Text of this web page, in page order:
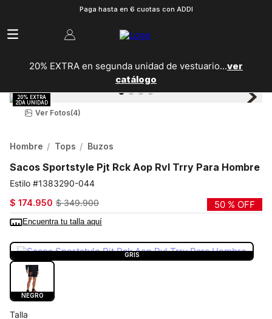
Paga hasta en 6 cuotas con ADDI
20% EXTRA en segunda unidad de vestuario...ver
catálogo
Ver Fotos(4)
Hombre Tops Buzos
Sacos Sportstyle Pjt Rck Aop Rvl Trry Para Hombre
1383290-044
$ 174.950 $ 349.900 50 % OFF
Encuentra tu talla aquí
GRIS
NEGRO
Talla